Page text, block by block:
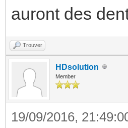
auront des
Trouver
HDsolution
Member
19/09/2016,